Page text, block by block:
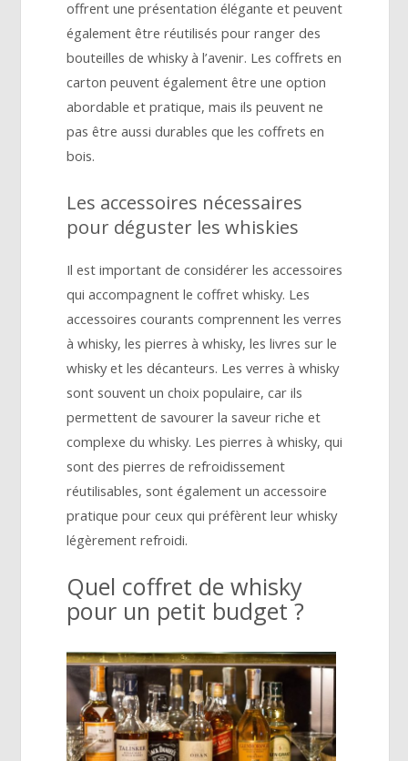
offrent une présentation élégante et peuvent
également être réutilisés pour ranger des
bouteilles de whisky à l’avenir. Les coffrets en
carton peuvent également être une option
abordable et pratique, mais ils peuvent ne
pas être aussi durables que les coffrets en
bois.
Les accessoires nécessaires
pour déguster les whiskies
Il est important de considérer les accessoires
qui accompagnent le coffret whisky. Les
accessoires courants comprennent les verres
à whisky, les pierres à whisky, les livres sur le
whisky et les décanteurs. Les verres à whisky
sont souvent un choix populaire, car ils
permettent de savourer la saveur riche et
complexe du whisky. Les pierres à whisky, qui
sont des pierres de refroidissement
réutilisables, sont également un accessoire
pratique pour ceux qui préfèrent leur whisky
légèrement refroidi.
Quel coffret de whisky
pour un petit budget ?